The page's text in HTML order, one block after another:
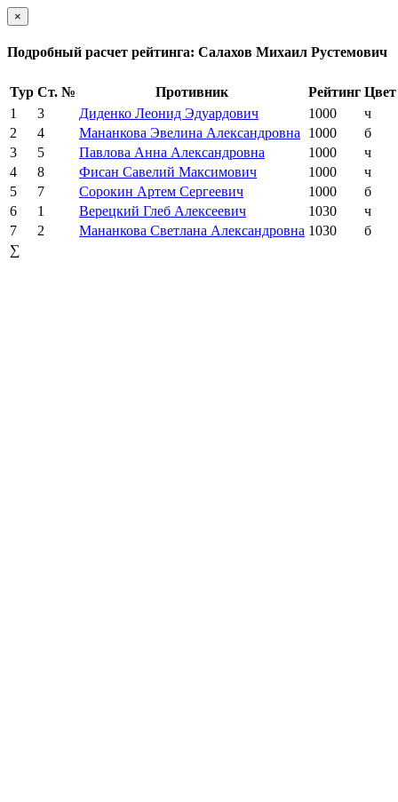
×
Подробный расчет рейтинга: Салахов Михаил Рустемович
Тур Ст. № Противник Рейтинг Цвет
1
3 Диденко Леонид Эдуардович 1000
ч
2
4 Мананкова Эвелина Александровна 1000
б
3
5 Павлова Анна Александровна 1000
ч
4
8 Фисан Савелий Максимович 1000
ч
5
7 Сорокин Артем Сергеевич 1000
б
6
1 Верецкий Глеб Алексеевич 1030
ч
7
2 Мананкова Светлана Александровна 1030
б
∑